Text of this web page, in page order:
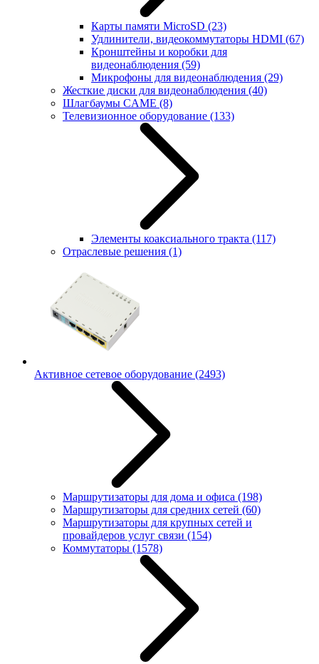
Карты памяти MicroSD (23)
Удлинители, видеокоммутаторы HDMI (67)
Кронштейны и коробки для
видеонаблюдения (59)
Микрофоны для видеонаблюдения (29)
Жесткие диски для видеонаблюдения (40)
Шлагбаумы CAME (8)
Телевизионное оборудование (133)
Элементы коаксиального тракта (117)
Отраслевые решения (1)
Активное сетевое оборудование (2493)
Маршрутизаторы для дома и офиса (198)
Маршрутизаторы для средних сетей (60)
Маршрутизаторы для крупных сетей и
провайдеров услуг связи (154)
Коммутаторы (1578)